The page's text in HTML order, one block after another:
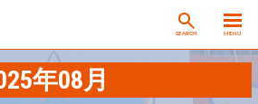
SEARCH MENU
年08月